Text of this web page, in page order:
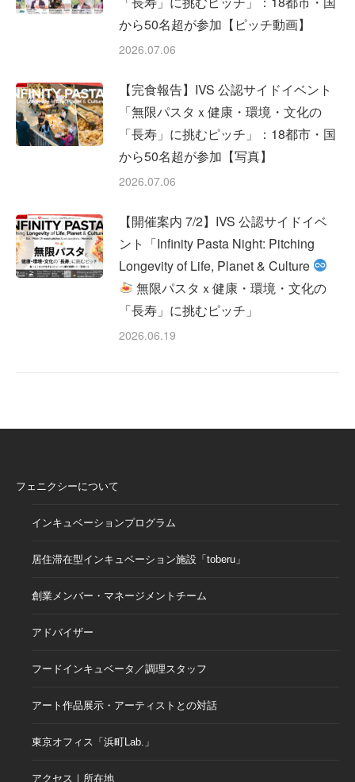
から50名超が参加【ピッチ動画】
2026.07.06
【完食報告】IVS 公認サイドイベント
「無限パスタｘ健康・環境・文化の
「長寿」に挑むピッチ」：18都市・国
から50名超が参加【写真】
2026.07.06
【開催案内 7/2】IVS 公認サイドイベ
ント「Infinity Pasta Night: Pitching
Longevity of Life, Planet & Culture
無限パスタｘ健康・環境・文化の
「長寿」に挑むピッチ」
2026.06.19
フェニクシーについて
インキュベーションプログラム
居住滞在型インキュベーション施設「toberu」
創業メンバー・マネージメントチーム
アドバイザー
フードインキュベータ／調理スタッフ
アート作品展示・アーティストとの対話
東京オフィス「浜町Lab.」
アクセス｜所在地